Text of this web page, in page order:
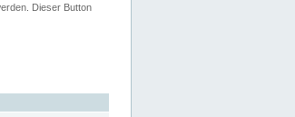
Dieser Button